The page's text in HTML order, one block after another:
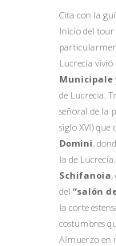
Cita con la
Inicio del tour
Lucrecia
Municipale
de Lucrecia.
señoral de la
siglo XVI) que
Domini,
la de
Schifanoia,
del “salón
la corte
costumbres
Almuerzo en